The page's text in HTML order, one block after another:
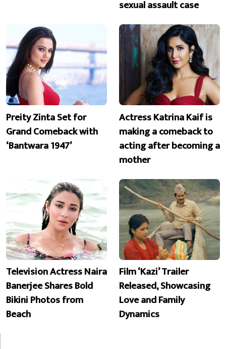
sexual assault case
Preity Zinta Set for
Grand Comeback with
‘Bantwara 1947’
Actress Katrina Kaif is
making a comeback to
acting after becoming a
mother
Television Actress Naira
Banerjee Shares Bold
Bikini Photos from
Beach
Film ‘Kazi’ Trailer
Released, Showcasing
Love and Family
Dynamics